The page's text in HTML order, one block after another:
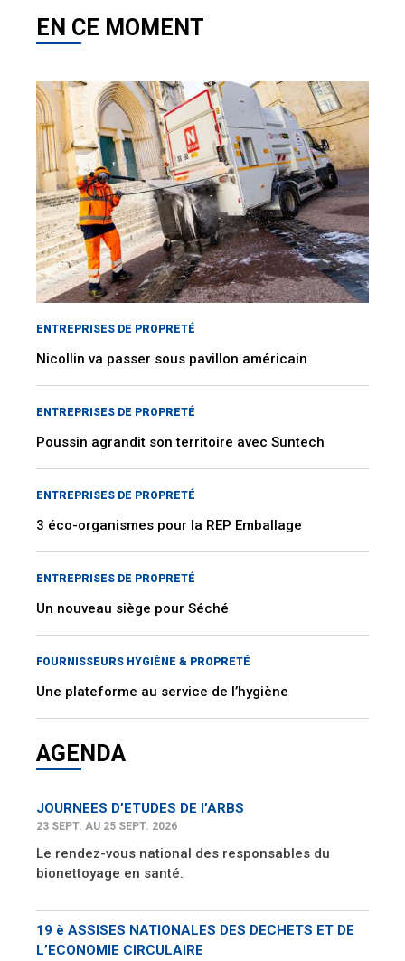
EN CE MOMENT
ENTREPRISES DE PROPRETÉ
Nicollin va passer sous pavillon américain
ENTREPRISES DE PROPRETÉ
Poussin agrandit son territoire avec Suntech
ENTREPRISES DE PROPRETÉ
3 éco-organismes pour la REP Emballage
ENTREPRISES DE PROPRETÉ
Un nouveau siège pour Séché
FOURNISSEURS HYGIÈNE & PROPRETÉ
Une plateforme au service de l’hygiène
AGENDA
JOURNEES D’ETUDES DE l’ARBS
23 SEPT. AU 25 SEPT. 2026
Le rendez-vous national des responsables du
bionettoyage en santé.
19 è ASSISES NATIONALES DES DECHETS ET DE
L’ECONOMIE CIRCULAIRE